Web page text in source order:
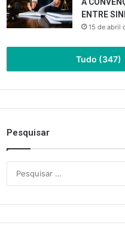
ENTRE
15 de abril
Tudo (347)
Pesquisar